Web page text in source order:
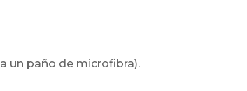
un paño de microfibra).